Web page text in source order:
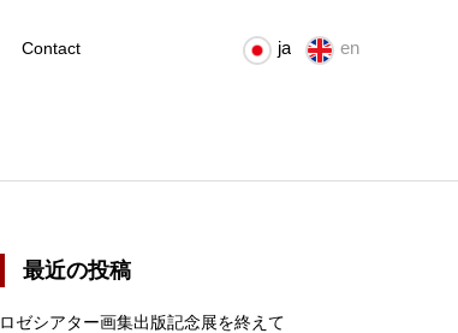
Contact ja en
最近の投稿
ロゼシアター画集出版記念展を終えて